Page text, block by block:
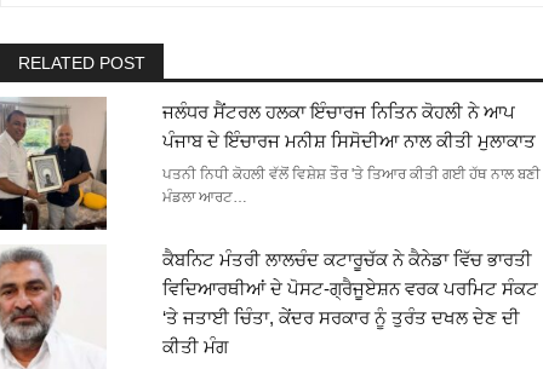
RELATED POST
ਜਲੰਧਰ ਸੈਂਟਰਲ ਹਲਕਾ ਇੰਚਾਰਜ ਨਿਤਿਨ ਕੋਹਲੀ ਨੇ ਆਪ
ਪੰਜਾਬ ਦੇ ਇੰਚਾਰਜ ਮਨੀਸ਼ ਸਿਸੋਦੀਆ ਨਾਲ ਕੀਤੀ ਮੁਲਾਕਾਤ
ਪਤਨੀ ਨਿਧੀ ਕੋਹਲੀ ਵੱਲੋਂ ਵਿਸ਼ੇਸ਼ ਤੌਰ 'ਤੇ ਤਿਆਰ ਕੀਤੀ ਗਈ ਹੱਥ ਨਾਲ ਬਣੀ
ਮੰਡਲਾ ਆਰਟ…
ਕੈਬਨਿਟ ਮੰਤਰੀ ਲਾਲਚੰਦ ਕਟਾਰੂਚੱਕ ਨੇ ਕੈਨੇਡਾ ਵਿੱਚ ਭਾਰਤੀ
ਵਿਦਿਆਰਥੀਆਂ ਦੇ ਪੋਸਟ-ਗ੍ਰੈਜੂਏਸ਼ਨ ਵਰਕ ਪਰਮਿਟ ਸੰਕਟ
‘ਤੇ ਜਤਾਈ ਚਿੰਤਾ, ਕੇਂਦਰ ਸਰਕਾਰ ਨੂੰ ਤੁਰੰਤ ਦਖਲ ਦੇਣ ਦੀ
ਕੀਤੀ ਮੰਗ